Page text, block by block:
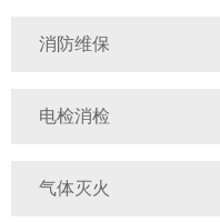
消防维保
电检消检
气体灭火